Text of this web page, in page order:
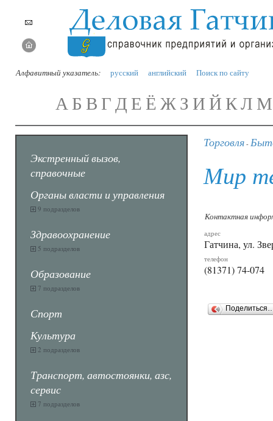
Алфавитный указатель: русский английский Поиск по сайту
АБ В ГД Е ЁЖЗ И Й КЛ М
Экстренный вызов,
справочные
Органы власти и управления
9 подразделов
Здравоохранение
5 подразделов
Образование
7 подразделов
Спорт
Культура
2 подразделов
Транспорт, автостоянки, азс,
сервис
7 подразделов
Торговля -
Мир
Контактная
адрес
Гатчина, ул.
телефон
(81371) 74-074